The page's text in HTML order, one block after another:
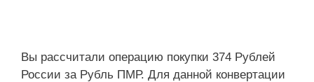
Вы рассчитали операцию покупки 374 Рублей
России за Рубль ПМР. Для данной конвертации